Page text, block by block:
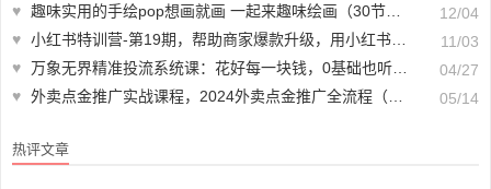
♥ 趣味实用的手绘pop想画就画 一起来趣味绘画（30节课）
12/04
♥ 小红书特训营-第19期，帮助商家爆款升级，用小红书引流，打造淘宝爆款
11/03
♥ 万象无界精准投流系统课：花好每一块钱，0基础也听得懂（16节课）
04/27
♥ 外卖点金推广实战课程，2024外卖点金推广全流程（7节课+资料） 05/14
热评文章